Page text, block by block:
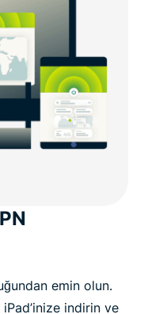
emin olun.
indirin ve